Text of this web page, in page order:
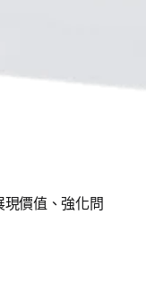
價值、強化問
視窗